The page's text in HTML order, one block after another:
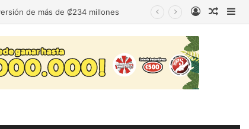
de más de ₡234 millones Acceso